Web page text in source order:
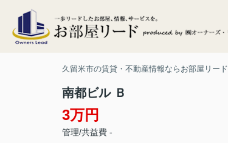
久留米市の賃貸・不動産情報ならお部屋リード
南都ビル Ｂ
3万円
管理/共益費 -